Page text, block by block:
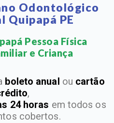
Odontológico
Quipapá PE
Pessoa Física
e Criança​
boleto anual ou cartão
,
24 horas em todos os
cobertos.